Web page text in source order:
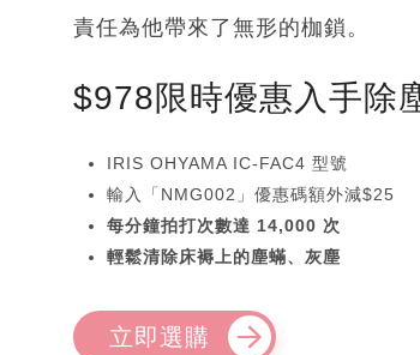
責任為他帶來了無形的枷鎖。
$978限時優惠入手除
IRIS OHYAMA IC-FAC4 型號
輸入「NMG002」優惠碼額外減$25
每分鐘拍打次數達 14,000 次
輕鬆清除床褥上的塵蟎、灰塵
立即選購